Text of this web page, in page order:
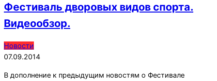
Фестиваль дворовых видов спорта.
Видеообзор.
2014-
09-
Новости
07.09.2014
В дополнение к предыдущим новостям о Фестивале